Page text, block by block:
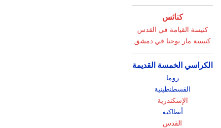
كنائس
كنيسة القيامة في القدس
كنيسة مار يوحنا في دمشق
الكراسي الخمسة القديمة
روما
القسطنطينية
الإسكندرية
أنطاكية
القدس